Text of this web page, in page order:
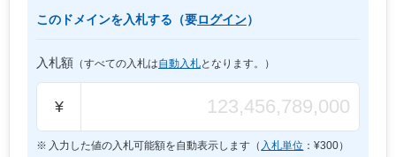
このドメインを入札する（要ログイン）
入札額 （すべての入札は自動入札となります。）
¥
入力した値の入札可能額を自動表示します（ 入札単位 ：¥300）